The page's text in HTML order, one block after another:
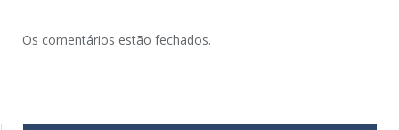
Os comentários estão fechados.